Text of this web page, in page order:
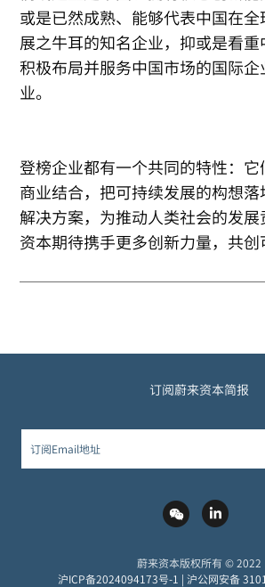
或是已然成熟、能够代表中国在
展之牛耳的知名企业，抑或是看重
积极布局并服务中国市场的国际
业。
登榜企业都有一个共同的特性：
商业结合，把可持续发展的构想
解决方案，为推动人类社会的发
资本期待携手更多创新力量，共创
订阅蔚来资本简报
蔚来资本版权所有 © 2022
沪ICP备2024094173号-1 | 沪公网安备